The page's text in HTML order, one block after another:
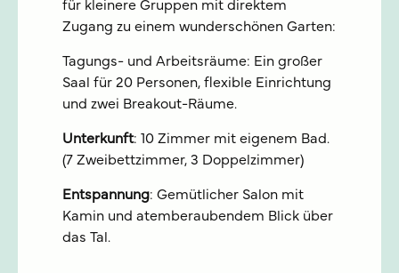
für kleinere Gruppen mit direktem
Zugang zu einem wunderschönen Garten:
Tagungs- und Arbeitsräume: Ein großer
Saal für 20 Personen, flexible Einrichtung
und zwei Breakout-Räume.
Unterkunft: 10 Zimmer mit eigenem Bad.
(7 Zweibettzimmer, 3 Doppelzimmer)
Entspannung: Gemütlicher Salon mit
Kamin und atemberaubendem Blick über
das Tal.